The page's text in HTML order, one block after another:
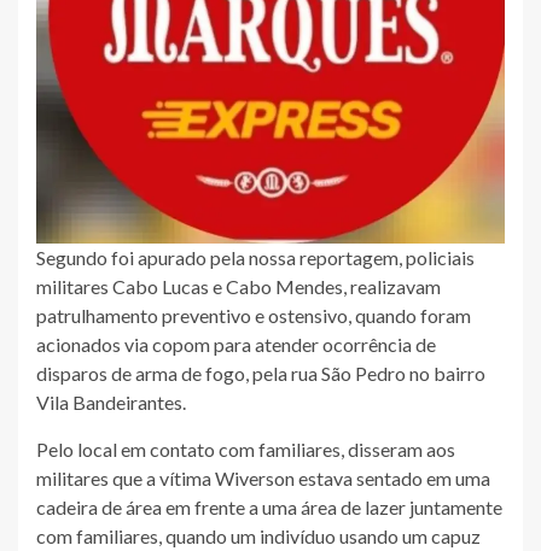
Segundo foi apurado pela nossa reportagem, policiais
militares Cabo Lucas e Cabo Mendes, realizavam
patrulhamento preventivo e ostensivo, quando foram
acionados via copom para atender ocorrência de
disparos de arma de fogo, pela rua São Pedro no bairro
Vila Bandeirantes.
Pelo local em contato com familiares, disseram aos
militares que a vítima Wiverson estava sentado em uma
cadeira de área em frente a uma área de lazer juntamente
com familiares, quando um indivíduo usando um capuz